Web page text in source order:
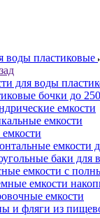
воды пластиковые
для воды
бочки до
емкости
емкости
емкости
баки для
емкости с
емкости
емкости
и фляги из